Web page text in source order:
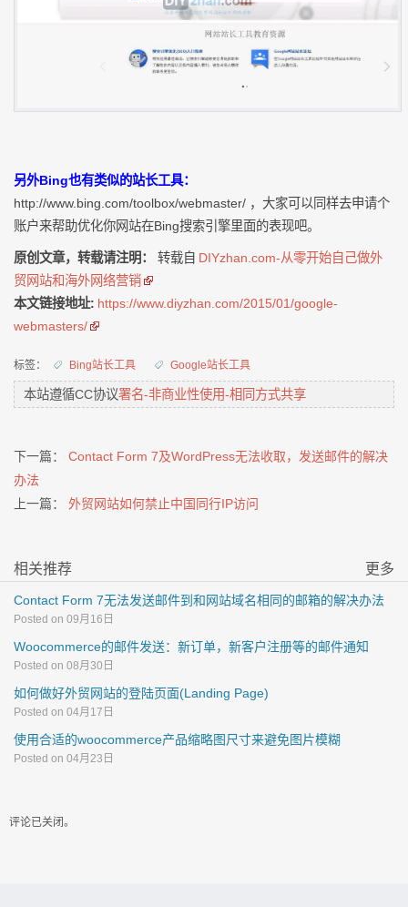
另外Bing也有类似的站长工具：
http://www.bing.com/toolbox/webmaster/ ，大家可以同样去申请个
账户来帮助优化你网站在Bing搜索引擎里面的表现吧。
原创文章，转载请注明： 转载自 DIYzhan.com-从零开始自己做外
贸网站和海外网络营销
本文链接地址: https://www.diyzhan.com/2015/01/google-
webmasters/
标签： Bing站长工具 Google站长工具
本站遵循CC协议署名-非商业性使用-相同方式共享
下一篇： Contact Form 7及WordPress无法收取，发送邮件的解决
办法
上一篇： 外贸网站如何禁止中国同行IP访问
相关推荐 更多
Contact Form 7无法发送邮件到和网站域名相同的邮箱的解决办法
Posted on 09月16日
Woocommerce的邮件发送：新订单，新客户注册等的邮件通知
Posted on 08月30日
如何做好外贸网站的登陆页面(Landing Page)
Posted on 04月17日
使用合适的woocommerce产品缩略图尺寸来避免图片模糊
Posted on 04月23日
评论已关闭。